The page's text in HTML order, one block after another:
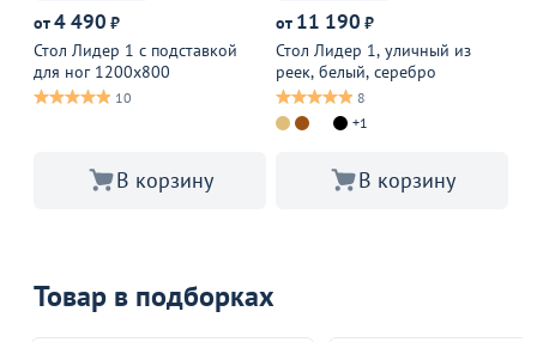
от4 490 ₽
Стол Лидер 1 с подставкой
для ног 1200x800
10
В корзину
от 11 190 ₽
Стол Лидер 1, уличный из
реек, белый, серебро
8
+1
В корзину
Товар в подборках